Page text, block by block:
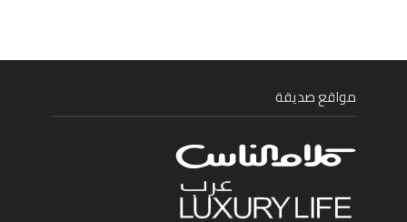
مواقع صديقة